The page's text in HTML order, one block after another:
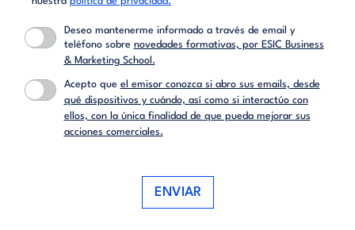
Deseo mantenerme informado a través de email y
teléfono sobre novedades formativas, por ESIC Business
& Marketing School.
Acepto que el emisor conozca si abro sus emails, desde
qué dispositivos y cuándo, así como si interactúo con
ellos, con la única finalidad de que pueda mejorar sus
acciones comerciales.
ENVIAR